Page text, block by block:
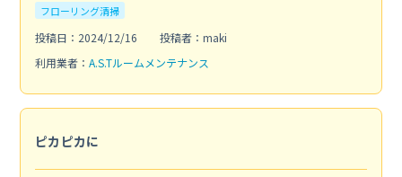
フローリング清掃
投稿日：2024/12/16
投稿者：maki
利用業者： A.S.Tルームメンテナンス
ピカピカに